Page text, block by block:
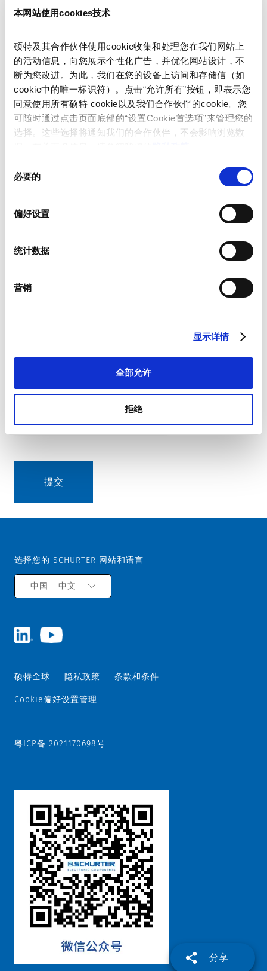
本网站使用cookies技术
硕特及其合作伙伴使用cookie收集和处理您在我们网站上
的活动信息，向您展示个性化广告，并优化网站设计，不
断为您改进。为此，我们在您的设备上访问和存储信（如
cookie中的唯一标识符）。点击“允许所有”按钮，即表示您
同意使用所有硕特 cookie以及我们合作伙伴的cookie。您
可随时通过点击页面底部的“设置Cookie首选项”来管理您的
选择。这些选择将通知我们的合作伙伴，不会影响浏览数
据。有关更多信息，请参阅我们的隐私政策。
必要的
偏好设置
统计数据
营销
显示详情
全部允许
拒绝
电话号码
留言*
硕特可从您提供的联系信息，与您沟通联系。您可从订阅了我们
法律的规定，您可以撤回此前向我们提供的任何同意和取消订阅
处理和隐私保护措施，或者取消订阅，请查看我们的隐私政策。*
我同意接受一般条款和条件以及隐私政策。
分享
选择您的 SCHURTER 网站和语言
中国 - 中文
硕特全球 隐私政策 条款和条件
Cookie偏好设置管理
粤ICP备 2021170698号